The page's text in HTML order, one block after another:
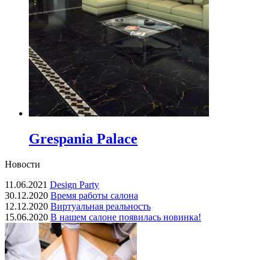
Grespania Palace
Новости
11.06.2021 Design Party
30.12.2020 Время работы салона
12.12.2020 Виртуальная реальность
15.06.2020 В нашем салоне появилась новинка!